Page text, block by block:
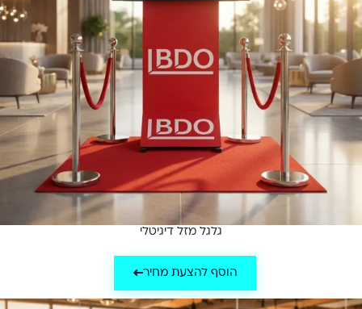
גלגל מזל דיגיטלי
הוסף להצעת מחיר